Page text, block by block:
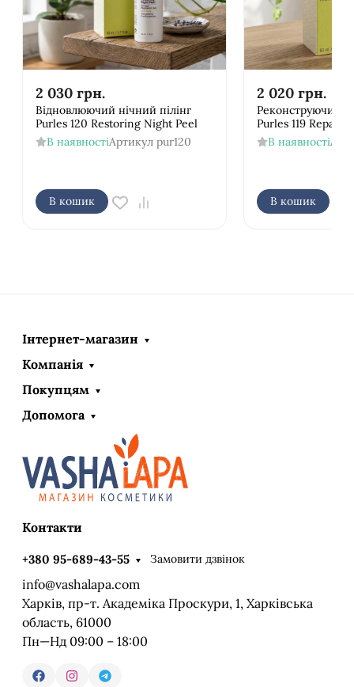
2 030 грн.
Відновлюючий нічний пілінг
Purles 120 Restoring Night Peel
В наявностіАртикул pur120
В кошик
2 020 грн.
Реконструючий
Purles 119
В наявності
В кошик
Інтернет-магазин
Компанія
Покупцям
Допомога
Контакти
+380 95-689-43-55 Замовити дзвінок
info@vashalapa.com
Харків, пр-т. Академіка Проскури, 1, Харківська
область, 61000
Пн—Нд 09:00 – 18:00